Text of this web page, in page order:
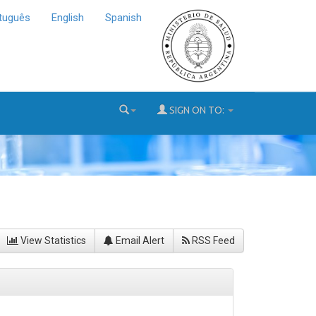
English Spanish
SIGN ON TO:
View Statistics Email Alert RSS Feed